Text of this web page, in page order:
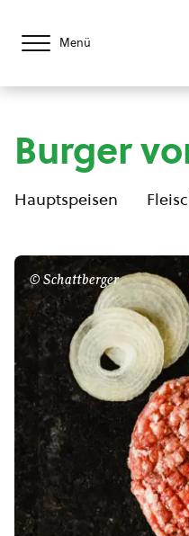
Menü
Burger
Hauptspeisen
© Schattberger